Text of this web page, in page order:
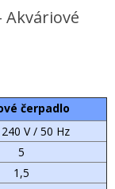
Akváriové
čerpadlo
V / 50 Hz
5
1,5